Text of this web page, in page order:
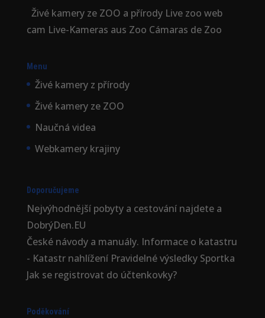
Živé kamery ze ZOO a přírody Live zoo web
cam Live-Kameras aus Zoo Cámaras de Zoo
Menu
Živé kamery z přírody
Živé kamery ze ZOO
Naučná videa
Webkamery krajiny
Doporučujeme
Nejvýhodnější pobyty a cestování najdete a
DobrýDen.EU
České návodya manuály. Informace o katastru
- Katastr nahlíženíPravidelné výsledky Sportka
Jak se registrovat do účtenkovky?
Poděkování